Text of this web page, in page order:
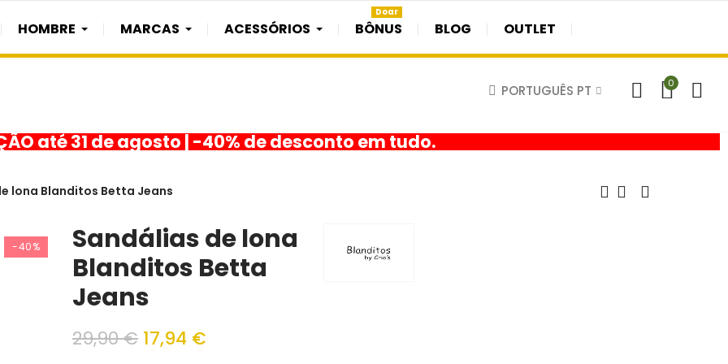
HOMBRE MARCAS ACESSÓRIOS BÔNUS
Doar
BLOG OUTLET
PORTUGUÊS PT 0
até 31 de agosto | -40% de desconto em tudo.
lona Blanditos Betta Jeans
-40%
Sandálias de lona
Blanditos Betta
Jeans
29,90 € 17,94 €